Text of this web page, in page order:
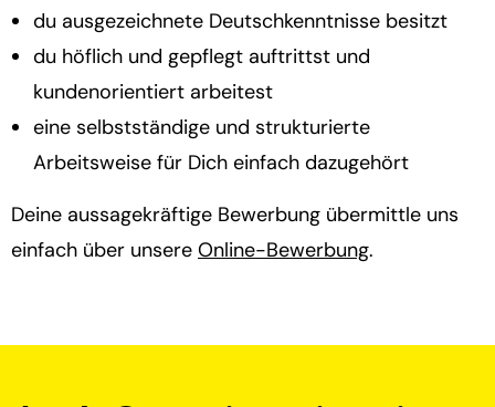
du ausgezeichnete Deutschkenntnisse besitzt
du höflich und gepflegt auftrittst und
kundenorientiert arbeitest
eine selbstständige und strukturierte
Arbeitsweise für Dich einfach dazugehört
Deine aussagekräftige Bewerbung übermittle uns
einfach über unsere Online-Bewerbung.